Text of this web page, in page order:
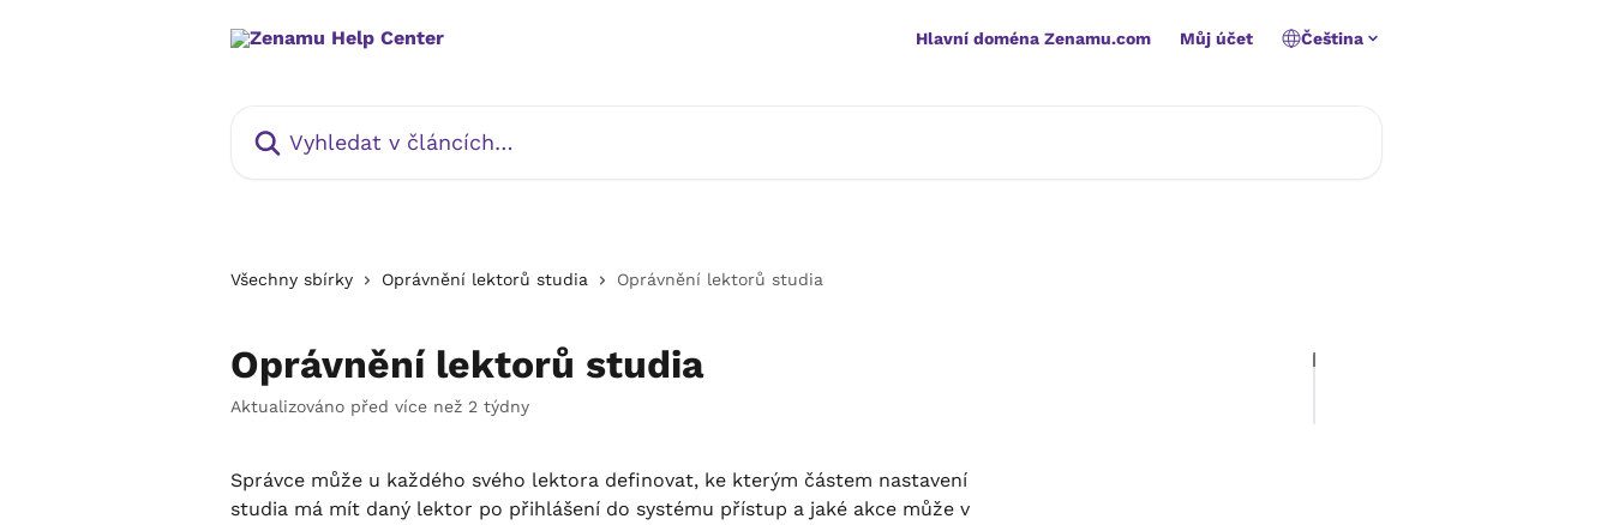
Hlavní doména Zenamu.com Můj účet Čeština
Všechny sbírky Oprávnění lektorů studia Oprávnění lektorů studia
Oprávnění lektorů studia
Aktualizováno před více než 2 týdny
Správce může u každého svého lektora definovat, ke kterým částem nastavení
studia má mít daný lektor po přihlášení do systému přístup a jaké akce může v